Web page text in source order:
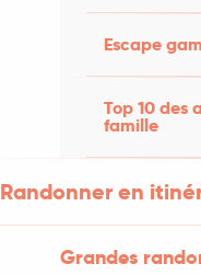
Escape
Top 10 des
famille
Randonner en
Grandes